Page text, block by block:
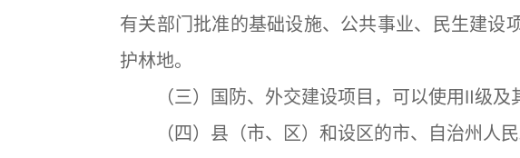
有关部门批准的基础设施、公共事业、民生建设
护林地。
（三）国防、外交建设项目，可以使用Ⅱ级及
（四）县（市、区）和设区的市、自治州人民